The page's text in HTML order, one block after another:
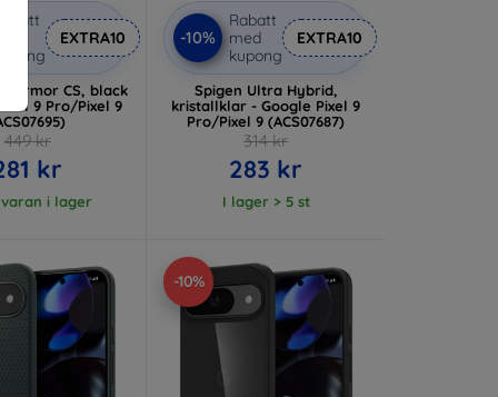
EXTRA10
Armor CS, black
9 Pro/Pixel 9
449 kr
kr
varan i lager
-10%
Rabatt
med
kupong
EXTRA10
Spigen Ultra Hybrid,
kristallklar - Google Pixel 9
Pro/Pixel 9 (ACS07687)
314 kr
283 kr
I lager > 5 st
-10%